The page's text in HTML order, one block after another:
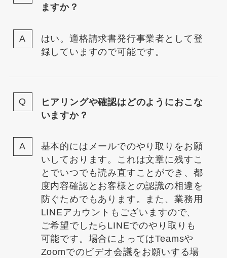
ますか？
はい。適格請求書発行事業者として登
録していますので可能です。
ヒアリングや確認はどのようにおこな
いますか？
基本的にはメールでのやり取りをお願
いしております。これは文章に残すこ
とでいつでも読み直すことができ、都
度内容確認とお客様との認識の相違を
防ぐためでもあります。また、業務用
LINEアカウントもございますので、
ご希望でしたらLINEでのやり取りも
可能です。場合によってはTeamsや
Zoomでのビデオ会議をお願いする場